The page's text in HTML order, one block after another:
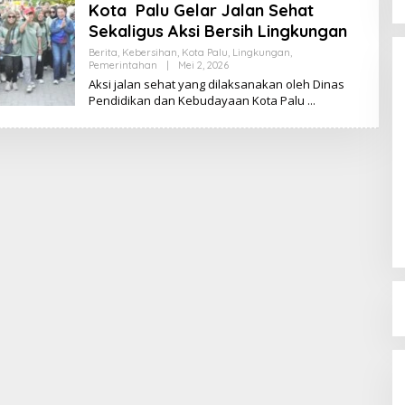
Kota Palu Gelar Jalan Sehat
Sekaligus Aksi Bersih Lingkungan
Berita, Kebersihan, Kota Palu, Lingkungan,
Pemerintahan
Mei 2, 2026O
L
E
H
I
Aksi jalan sehat yang dilaksanakan oleh Dinas
Pendidikan dan Kebudayaan Kota Palu